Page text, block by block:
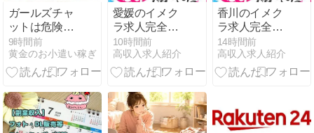
ガールズチャ
ットは危険な
詐欺サイト？
身バレの不安
や安全な稼ぎ
解説
9時間前
黄金のお小遣い稼ぎ
愛媛のイメク
ラ求人完全ガ
イド｜松山・
大街道・二番
町・今治・西
四国中央・大
洲・宇和島の
街選び
10時間前
高収入求人紹介
香川のイメク
ラ求人完全ガ
イド｜高松・
瓦町・古馬
場・丸亀・坂
寺・三豊・小
豆島の街選び
14時間前
高収入求人紹介